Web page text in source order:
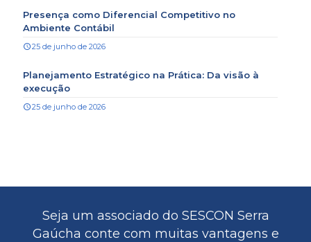
Presença como Diferencial Competitivo no
Ambiente Contábil
25 de junho de 2026
Planejamento Estratégico na Prática: Da visão à
execução
25 de junho de 2026
Seja um associado do SESCON Serra
Gaúcha conte com muitas vantagens e